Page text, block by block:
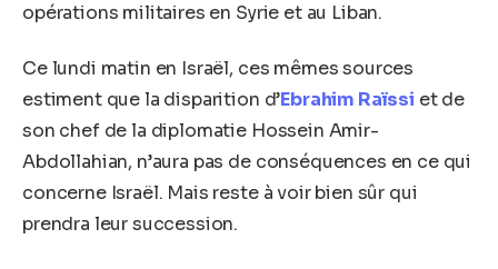
opérations militaires en Syrie et au Liban.
Ce lundi matin en Israël, ces mêmes sources
estiment que la disparition d’Ebrahim Raïssi et de
son chef de la diplomatie Hossein Amir-
Abdollahian, n’aura pas de conséquences en ce qui
concerne Israël. Mais reste à voir bien sûr qui
prendra leur succession.